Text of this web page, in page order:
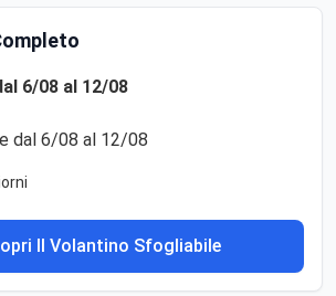
6/08 al 12/08
Il Volantino Sfogliabile